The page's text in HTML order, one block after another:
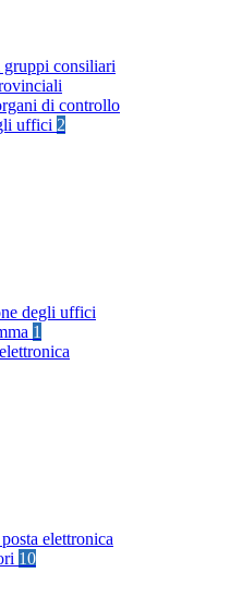
consiliari
di controllo
uffici 2
degli uffici
1
elettronica
10